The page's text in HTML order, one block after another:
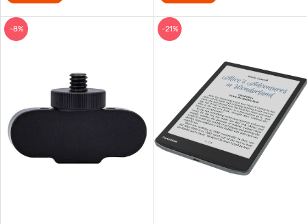
-8% -21%